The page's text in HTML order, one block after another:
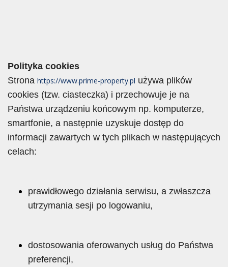
Polityka cookies
Strona https://www.prime-property.pl używa plików
cookies (tzw. ciasteczka) i przechowuje je na
Państwa urządzeniu końcowym np. komputerze,
smartfonie, a następnie uzyskuje dostęp do
informacji zawartych w tych plikach w następujących
celach:
prawidłowego działania serwisu, a zwłaszcza
utrzymania sesji po logowaniu,
dostosowania oferowanych usług do Państwa
preferencji,